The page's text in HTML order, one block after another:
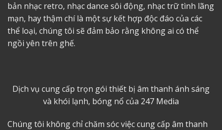
bản nhạc retro, nhạc dance sôi động, nhạc trữ tình lãng
mạn, hay thậm chí là một sự kết hợp độc đáo của các
thể loại, chúng tôi sẽ đảm bảo rằng không ai có thể
ngồi yên trên ghế.
Dịch vụ cung cấp trọn gói thiết bị âm thanh ánh sáng
và khói lạnh, bóng nổ của 247 Media
Chúng tôi không chỉ chăm sóc việc cung cấp âm thanh